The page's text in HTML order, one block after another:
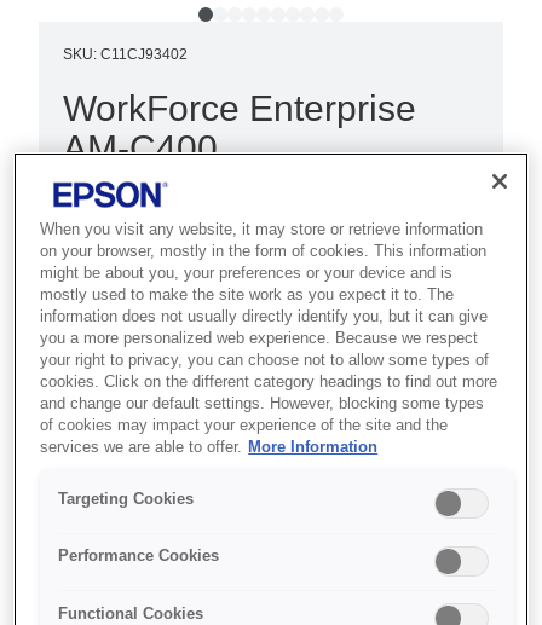
SKU: C11CJ93402
WorkForce Enterprise
AM-C400
Best for enterprise teams that need 40
ppm colour output with low energy use
and minimal consumable
replacements.
Compact multifunction A4 printer
Low energy consumption¹
Print speeds up to 40ppm
When you visit any website, it may store or retrieve information
on your browser, mostly in the form of cookies. This information
might be about you, your preferences or your device and is
mostly used to make the site work as you expect it to. The
information does not usually directly identify you, but it can give
you a more personalized web experience. Because we respect
your right to privacy, you can choose not to allow some types of
cookies. Click on the different category headings to find out more
and change our default settings. However, blocking some types
of cookies may impact your experience of the site and the
services we are able to offer. More Information
Targeting Cookies
Performance Cookies
Functional Cookies